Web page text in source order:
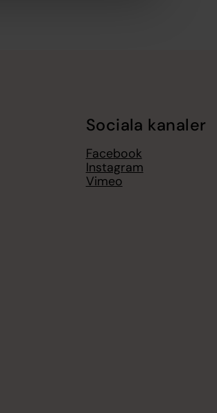
Sociala kanaler
Facebook
Instagram
Vimeo